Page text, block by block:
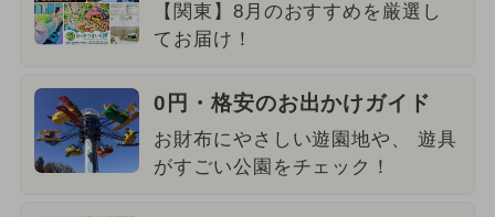
【関東】8月のおすすめを厳選し
てお届け！
0円・格安のお出かけガイド
お財布にやさしい遊園地や、 遊具
がすごい公園をチェック！